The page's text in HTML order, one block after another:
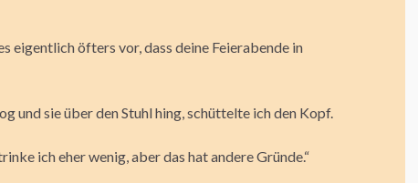
eigentlich öfters vor, dass deine Feierabende in
und sie über den Stuhl hing, schüttelte ich den Kopf.
ich eher wenig, aber das hat andere Gründe.“